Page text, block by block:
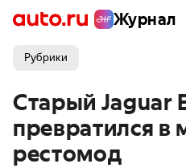
Журнал
Рубрики
Старый Jaguar
превратился
рестомод